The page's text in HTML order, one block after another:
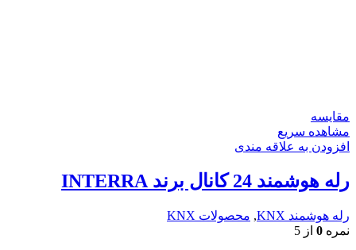
مقایسه
مشاهده سریع
افزودن به علاقه مندی
رله هوشمند 24 کانال برند INTERRA
رله هوشمند KNX , محصولات KNX
نمره 0 از 5